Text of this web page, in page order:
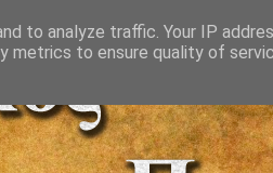
to analyze traffic. Your IP
metrics to ensure quality of